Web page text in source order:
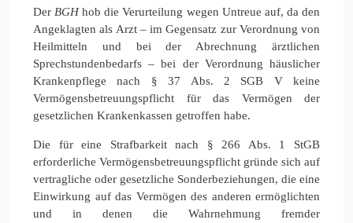
Der BGHhob die Verurteilung wegen Untreue auf, da den
Angeklagten als Arzt – im Gegensatz zur Verordnung von
Heilmitteln und bei der Abrechnung ärztlichen
Sprechstundenbedarfs – bei der Verordnung häuslicher
Krankenpflege nach § 37 Abs. 2 SGB V keine
Vermögensbetreuungspflicht für das Vermögen der
gesetzlichen Krankenkassen getroffen habe.
Die für eine Strafbarkeit nach § 266 Abs. 1 StGB
erforderliche Vermögensbetreuungspflicht gründe sich auf
vertragliche oder gesetzliche Sonderbeziehungen, die eine
Einwirkung auf das Vermögen des anderen ermöglichten
und in denen die Wahrnehmung fremder